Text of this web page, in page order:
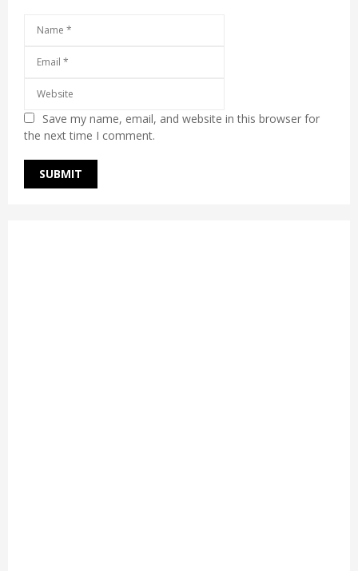
Save my name, email, and website in this browser for
the next time I comment.